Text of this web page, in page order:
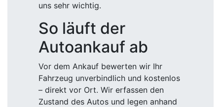
uns sehr wichtig.
So läuft der
Autoankauf ab
Vor dem Ankauf bewerten wir Ihr
Fahrzeug unverbindlich und kostenlos
– direkt vor Ort. Wir erfassen den
Zustand des Autos und legen anhand